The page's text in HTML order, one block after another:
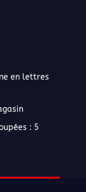
en lettres
: 5